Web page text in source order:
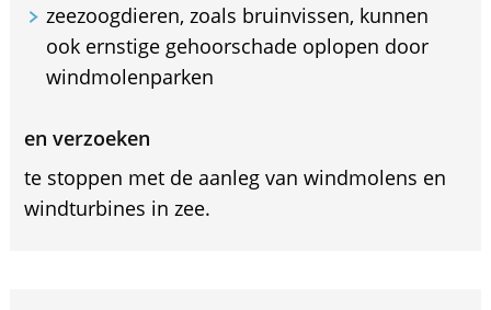
zeezoogdieren, zoals bruinvissen, kunnen
ook ernstige gehoorschade oplopen door
windmolenparken
en verzoeken
te stoppen met de aanleg van windmolens en
windturbines in zee.